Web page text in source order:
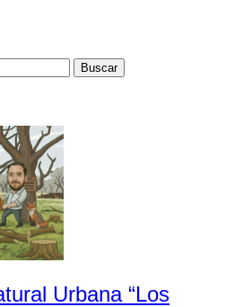
Urbana “Los